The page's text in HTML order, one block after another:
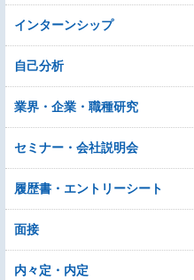
インターンシップ
自己分析
業界・企業・職種研究
セミナー・会社説明会
履歴書・エントリーシート
面接
内々定・内定